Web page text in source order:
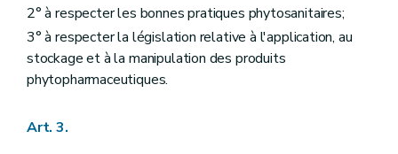
2° à respecter les bonnes pratiques phytosanitaires;
3° à respecter la législation relative à l'application, au
stockage et à la manipulation des produits
phytopharmaceutiques.
Art. 3.